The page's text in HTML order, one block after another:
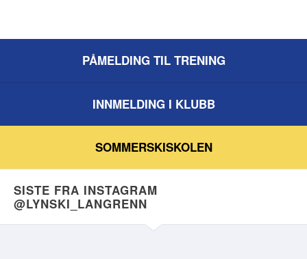
PÅMELDING TIL TRENING
INNMELDING I KLUBB
SOMMERSKISKOLEN
SISTE FRA INSTAGRAM
@LYNSKI_LANGRENN